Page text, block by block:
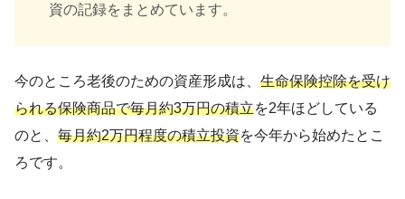
資の記録をまとめています。
今のところ老後のための資産形成は、 生命保険控除を受け
られる保険商品で毎月約3万円の積立を2年ほどしている
のと、 毎月約2万円程度の積立投資を今年から始めたとこ
ろです。